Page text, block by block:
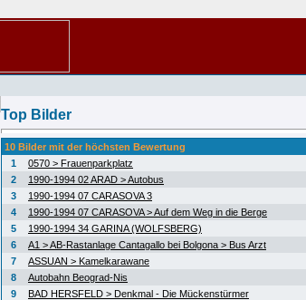
Top Bilder
10 Bilder mit der höchsten Bewertung
1
0570 > Frauenparkplatz
2
1990-1994 02 ARAD > Autobus
3
1990-1994 07 CARASOVA 3
4
1990-1994 07 CARASOVA > Auf dem Weg in die Berge
5
1990-1994 34 GARINA (WOLFSBERG)
6
A1 > AB-Rastanlage Cantagallo bei Bolgona > Bus Arzt
7
ASSUAN > Kamelkarawane
8
Autobahn Beograd-Nis
9
BAD HERSFELD > Denkmal - Die Mückenstürmer